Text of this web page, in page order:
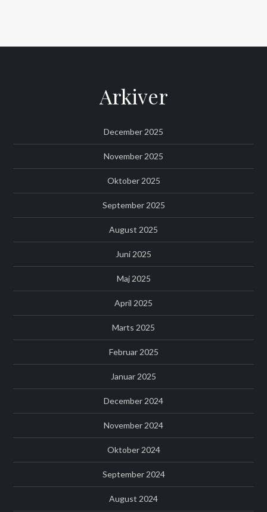
Arkiver
December 2025
November 2025
Oktober 2025
September 2025
August 2025
Juni 2025
Maj 2025
April 2025
Marts 2025
Februar 2025
Januar 2025
December 2024
November 2024
Oktober 2024
September 2024
August 2024